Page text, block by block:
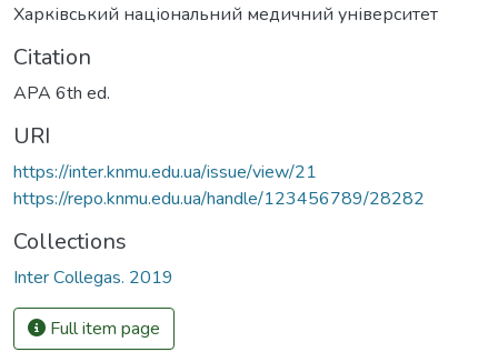
Харківський національний медичний університет
Citation
APA 6th ed.
URI
https://inter.knmu.edu.ua/issue/view/21
https://repo.knmu.edu.ua/handle/123456789/28282
Collections
Inter Сollegas. 2019
Full item page